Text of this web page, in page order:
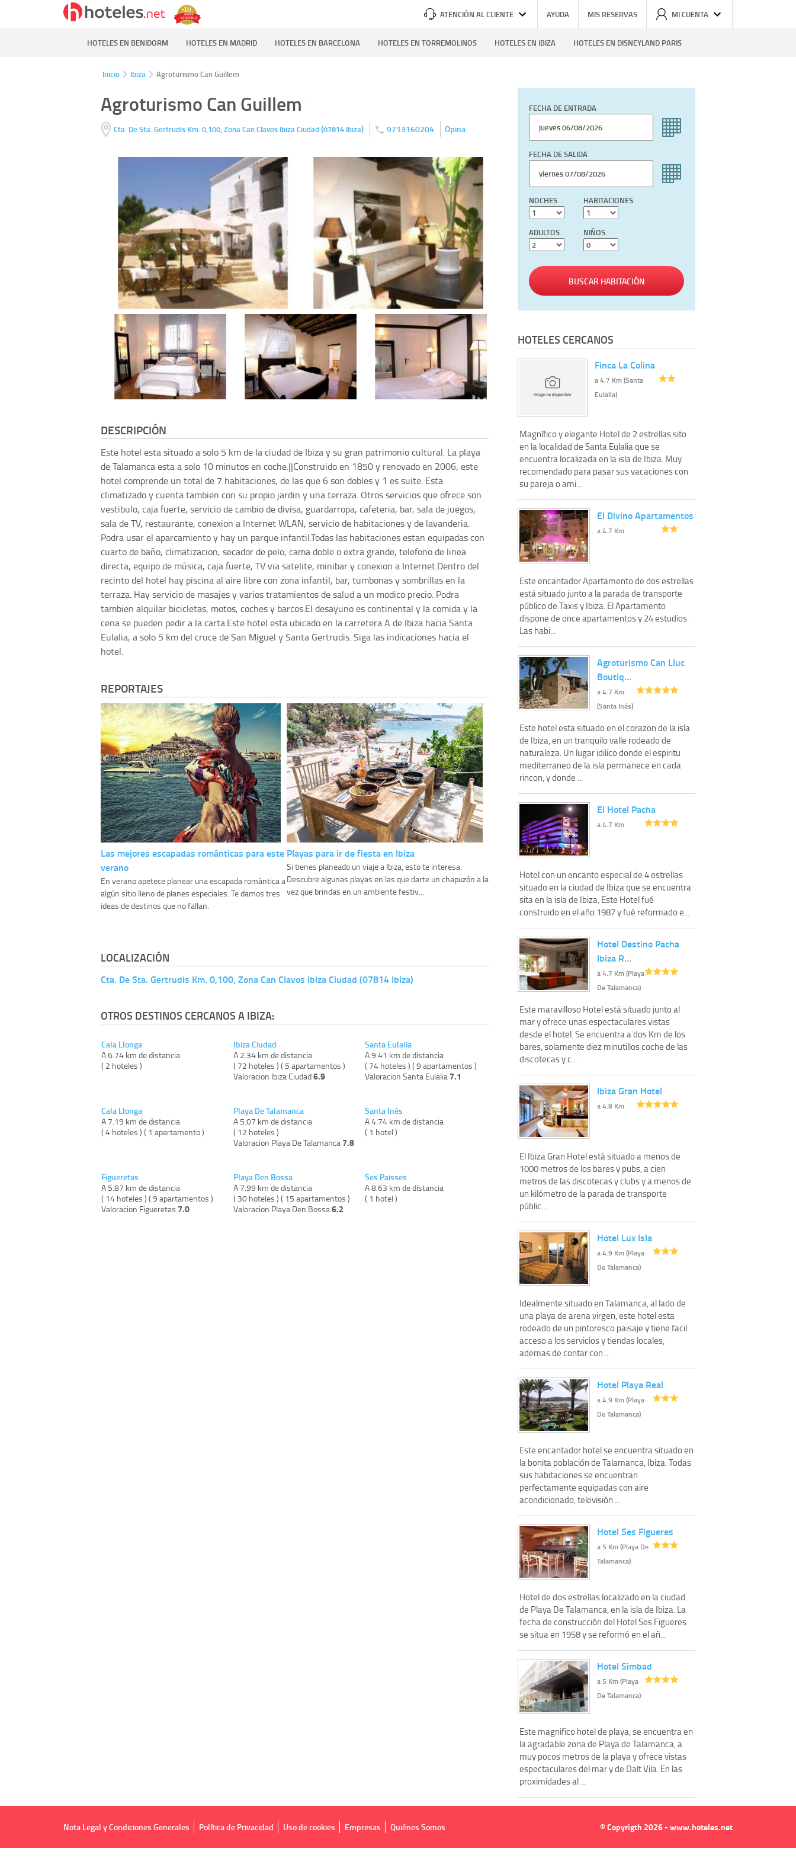
ATENCIÓN AL CLIENTE AYUDA MIS RESERVAS MI CUENTA
HOTELES EN BENIDORM HOTELES EN MADRID HOTELES EN BARCELONA HOTELES EN TORREMOLINOS HOTELES EN IBIZA HOTELES EN DISNEYLAND PARIS
Inicio Ibiza Agroturismo Can Guillem
Agroturismo Can Guillem
Cta. De Sta. Gertrudis Km. 0,100, Zona Can Clavos Ibiza Ciudad(07814 Ibiza) 9713160204 Opina
DESCRIPCIÓN
Este hotel esta situado a solo 5 km de la ciudad de Ibiza y su gran patrimonio cultural. La playa
de Talamanca esta a solo 10 minutos en coche.||Construido en 1850 y renovado en 2006, este
hotel comprende un total de 7 habitaciones, de las que 6 son dobles y 1 es suite. Esta
climatizado y cuenta tambien con su propio jardin y una terraza. Otros servicios que ofrece son
vestibulo, caja fuerte, servicio de cambio de divisa, guardarropa, cafeteria, bar, sala de juegos,
sala de TV, restaurante, conexion a Internet WLAN, servicio de habitaciones y de lavanderia.
Podra usar el aparcamiento y hay un parque infantil.Todas las habitaciones estan equipadas con
cuarto de baño, climatizacion, secador de pelo, cama doble o extra grande, telefono de linea
directa, equipo de música, caja fuerte, TV via satelite, minibar y conexion a Internet.Dentro del
recinto del hotel hay piscina al aire libre con zona infantil, bar, tumbonas y sombrillas en la
terraza. Hay servicio de masajes y varios tratamientos de salud a un modico precio. Podra
tambien alquilar bicicletas, motos, coches y barcos.El desayuno es continental y la comida y la
cena se pueden pedir a la carta.Este hotel esta ubicado en la carretera A de Ibiza hacia Santa
Eulalia, a solo 5 km del cruce de San Miguel y Santa Gertrudis. Siga las indicaciones hacia el
hotel.
REPORTAJES
Las mejores escapadas románticas para este
verano
En verano apetece planear una escapada romántica a
algún sitio lleno de planes especiales. Te damos tres
ideas de destinos que no fallan.
Playas para ir de fiesta en Ibiza
Si tienes planeado un viaje a Ibiza, esto te interesa.
Descubre algunas playas en las que darte un chapuzón a la
vez que brindas en un ambiente festiv...
LOCALIZACIÓN
Cta. De Sta. Gertrudis Km. 0,100, Zona Can Clavos Ibiza Ciudad (07814 Ibiza)
OTROS DESTINOS CERCANOS A IBIZA:
Cala Llonga
A 6.74 km de distancia
( 2 hoteles )
Cala Llonga
A 7.19 km de distancia
( 4 hoteles ) ( 1 apartamento )
Figueretas
A 5.87 km de distancia
( 14 hoteles ) ( 9 apartamentos )
Valoracion Figueretas 7.0
Ibiza Ciudad
A 2.34 km de distancia
( 72 hoteles ) ( 5 apartamentos )
Valoracion Ibiza Ciudad6.9
Playa De Talamanca
A 5.07 km de distancia
( 12 hoteles )
Valoracion Playa De Talamanca 7.8
Playa Den Bossa
A 7.99 km de distancia
( 30 hoteles ) ( 15 apartamentos )
Valoracion Playa Den Bossa6.2
Santa Eulalia
A 9.41 km de distancia
( 74 hoteles ) ( 9 apartamentos )
Valoracion Santa Eulalia 7.1
Santa Inés
A 4.74 km de distancia
( 1 hotel )
Ses Paisses
A 8.63 km de distancia
( 1 hotel )
FECHA DE ENTRADA
FECHA DE SALIDA
NOCHES HABITACIONES
ADULTOS NIÑOS
BUSCAR HABITACIÓN
HOTELES CERCANOS
Finca La Colina
a 4.7 Km (Santa
Eulalia)
Magnífico y elegante Hotel de 2 estrellas sito
en la localidad de Santa Eulalia que se
encuentra localizada en la isla de Ibiza. Muy
recomendado para pasar sus vacaciones con
su pareja o ami...
El Divino Apartamentos
a 4.7 Km
Este encantador Apartamento de dos estrellas
está situado junto a la parada de transporte
público de Taxis y Ibiza. El Apartamento
dispone de once apartamentos y 24 estudios.
Las habi...
Agroturismo Can Lluc
Boutiq…
a 4.7 Km
(Santa Inés)
Este hotel esta situado en el corazon de la isla
de Ibiza, en un tranquilo valle rodeado de
naturaleza. Un lugar idilico donde el espiritu
mediterraneo de la isla permanece en cada
rincon, y donde ...
El Hotel Pacha
a 4.7 Km
Hotel con un encanto especial de 4 estrellas
situado en la ciudad de Ibiza que se encuentra
sita en la isla de Ibiza. Este Hotel fué
construido en el año 1987 y fué reformado e...
Hotel Destino Pacha
Ibiza R…
a 4.7 Km (Playa
De Talamanca)
Este maravilloso Hotel está situado junto al
mar y ofrece unas espectaculares vistas
desde el hotel. Se encuentra a dos Km de los
bares, solamente diez minutillos coche de las
discotecas y c...
Ibiza Gran Hotel
a 4.8 Km
El Ibiza Gran Hotel está situado a menos de
1000 metros de los bares y pubs, a cien
metros de las discotecas y clubs y a menos de
un kilómetro de la parada de transporte
públic...
Hotel Lux Isla
a 4.9 Km (Playa
De Talamanca)
Idealmente situado en Talamanca, al lado de
una playa de arena virgen, este hotel esta
rodeado de un pintoresco paisaje y tiene facil
acceso a los servicios y tiendas locales,
ademas de contar con ...
Hotel Playa Real
a 4.9 Km (Playa
De Talamanca)
Este encantador hotel se encuentra situado en
la bonita población de Talamanca, Ibiza. Todas
sus habitaciones se encuentran
perfectamente equipadas con aire
acondicionado, televisión ...
Hotel Ses Figueres
a 5 Km (Playa De
Talamanca)
Hotel de dos estrellas localizado en la ciudad
de Playa De Talamanca, en la isla de Ibiza. La
fecha de construcción del Hotel Ses Figueres
se situa en 1958 y se reformó en el añ...
Hotel Simbad
a 5 Km (Playa
De Talamanca)
Este magnifico hotel de playa, se encuentra en
la agradable zona de Playa de Talamanca, a
muy pocos metros de la playa y ofrece vistas
espectaculares del mar y de Dalt Vila. En las
proximidades al ...
Nota Legal y Condiciones Generales Política de Privacidad Uso de cookies Empresas Quiénes Somos © Copyrigth 2026 - www.hoteles.net